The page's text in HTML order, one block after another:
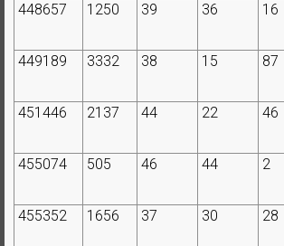
448657
1250 39 36 16
449189
3332 38 15 87
451446
2137 44 22 46
455074
505 46 44 2
455352
1656 37 30 28